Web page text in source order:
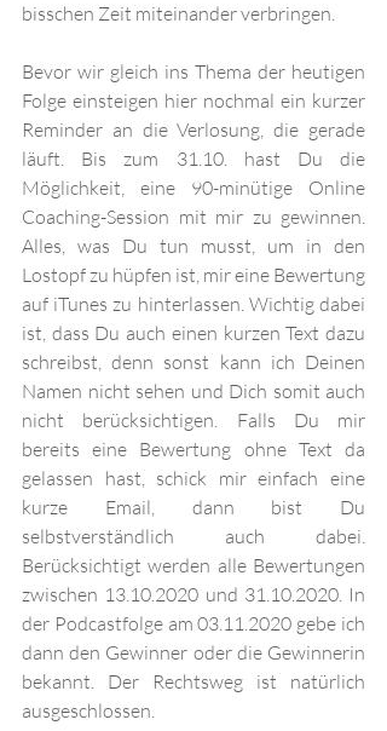
bisschen Zeit miteinander verbringen.
Bevor wir gleich ins Thema der heutigen
Folge einsteigen hier nochmal ein kurzer
Reminder an die Verlosung, die gerade
läuft. Bis zum 31.10. hast Du die
Möglichkeit, eine 90-minütige Online
Coaching-Session mit mir zu gewinnen.
Alles, was Du tun musst, um in den
Lostopf zu hüpfen ist, mir eine Bewertung
auf iTunes zu hinterlassen. Wichtig dabei
ist, dass Du auch einen kurzen Text dazu
schreibst, denn sonst kann ich Deinen
Namen nicht sehen und Dich somit auch
nicht berücksichtigen. Falls Du mir
bereits eine Bewertung ohne Text da
gelassen hast, schick mir einfach eine
kurze Email, dann bist Du
selbstverständlich auch dabei.
Berücksichtigt werden alle Bewertungen
zwischen 13.10.2020 und 31.10.2020. In
der Podcastfolge am 03.11.2020 gebe ich
dann den Gewinner oder die Gewinnerin
bekannt. Der Rechtsweg ist natürlich
ausgeschlossen.